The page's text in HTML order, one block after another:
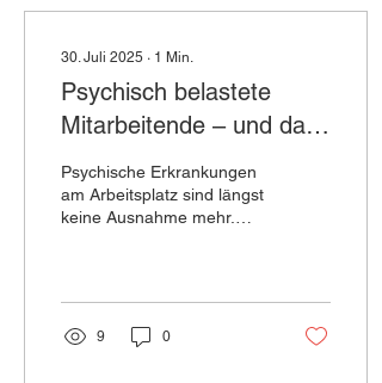
30. Juli 2025 ∙ 1 Min.
Psychisch belastete
Mitarbeitende – und das
Team am Limit? Warum
Führung heute mehr
braucht als gute
Psychische Erkrankungen
am Arbeitsplatz sind längst
keine Ausnahme mehr.
9 0